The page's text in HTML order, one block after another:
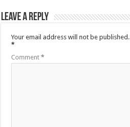
Leave a Reply
Your email address will not be published.
*
Comment*